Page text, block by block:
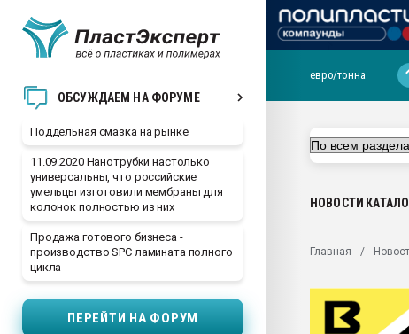
ОБСУЖДАЕМ НА ФОРУМЕ
Поддельная смазка на рынке
11.09.2020 Нанотрубки настолько
универсальны, что российские
умельцы изготовили мембраны для
колонок полностью из них
Продажа готового бизнеса -
производство SPC ламината полного
цикла
ПЕРЕЙТИ НА ФОРУМ
ближайшее подмосковье,
Подмосковье, Москва
первый план в
28.07.2026
Всё, что касается выдува
евро/тонна
НОВОСТИ
Главная